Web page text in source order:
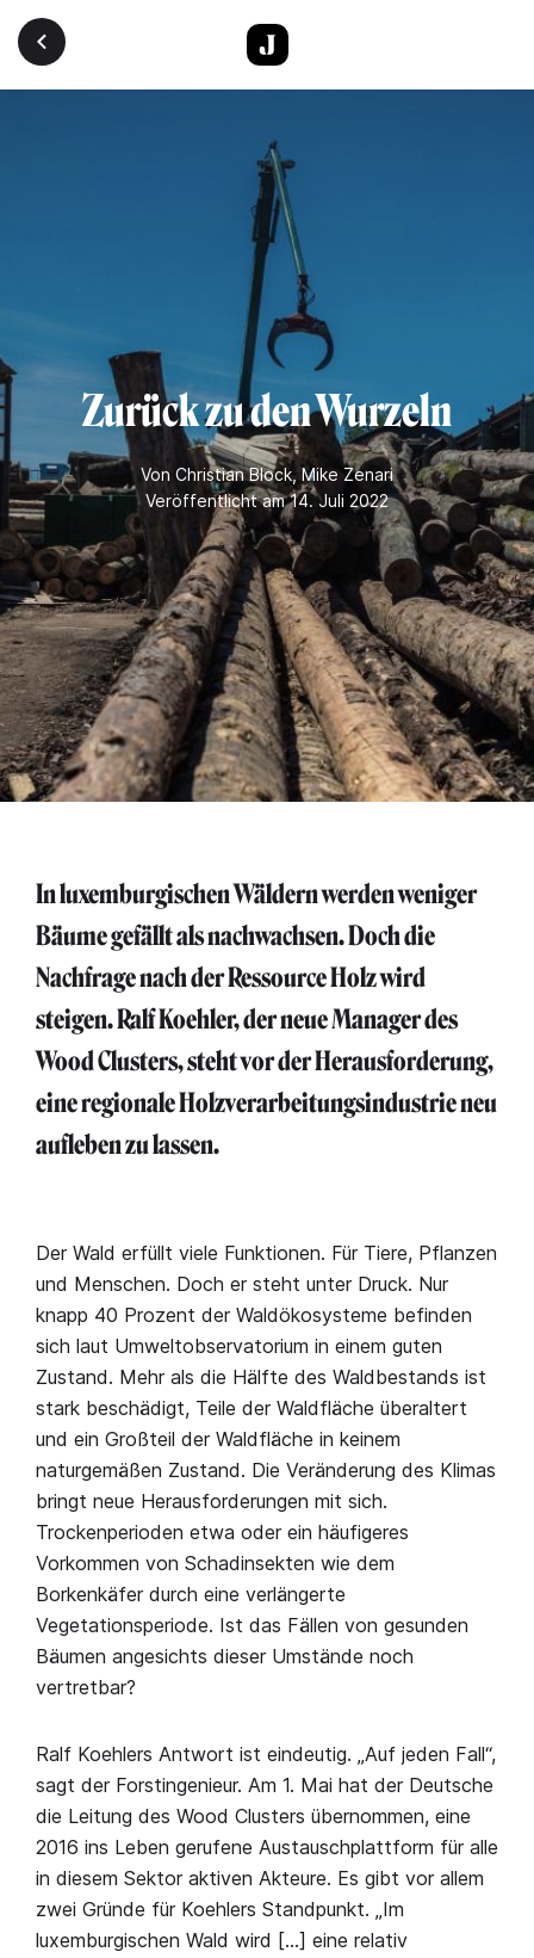
Direkt zum Inhalt
Zurück zu den Wurzeln
Von Christian Block, Mike Zenari
Veröffentlicht am 14. Juli 2022
In luxemburgischen Wäldern werden weniger
Bäume gefällt als nachwachsen. Doch die
Nachfrage nach der Ressource Holz wird
steigen. Ralf Koehler, der neue Manager des
Wood Clusters, steht vor der Herausforderung,
eine regionale Holzverarbeitungsindustrie neu
aufleben zu lassen.
Der Wald erfüllt viele Funktionen. Für Tiere, Pflanzen
und Menschen. Doch er steht unter Druck. Nur
knapp 40 Prozent der Waldökosysteme befinden
sich laut Umweltobservatorium in einem guten
Zustand. Mehr als die Hälfte des Waldbestands ist
stark beschädigt, Teile der Waldfläche überaltert
und ein Großteil der Waldfläche in keinem
naturgemäßen Zustand. Die Veränderung des Klimas
bringt neue Herausforderungen mit sich.
Trockenperioden etwa oder ein häufigeres
Vorkommen von Schadinsekten wie dem
Borkenkäfer durch eine verlängerte
Vegetationsperiode. Ist das Fällen von gesunden
Bäumen angesichts dieser Umstände noch
vertretbar?
Ralf Koehlers Antwort ist eindeutig. „Auf jeden Fall“,
sagt der Forstingenieur. Am 1. Mai hat der Deutsche
die Leitung des Wood Clusters übernommen, eine
2016 ins Leben gerufene Austauschplattform für alle
in diesem Sektor aktiven Akteure. Es gibt vor allem
zwei Gründe für Koehlers Standpunkt. „Im
luxemburgischen Wald wird […] eine relativ